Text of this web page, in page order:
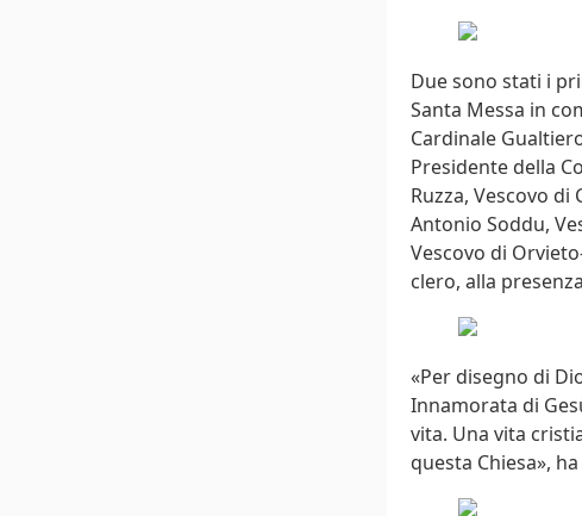
Due sono stati i
Santa Messa in
Cardinale
Presidente della
Ruzza, Vescovo di
Antonio Soddu,
Vescovo di
clero, alla
«Per disegno di
Innamorata di
vita. Una vita
questa Chiesa»,